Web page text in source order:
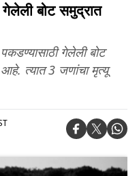
बोट समुद्रात
गेलेली बोट
त्यात 3 जणांचा मृत्यू